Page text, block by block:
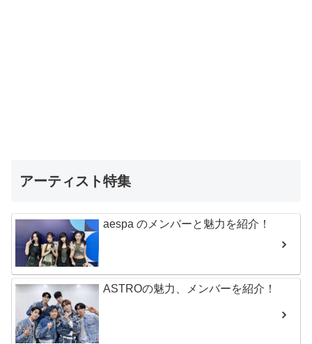
アーティスト特集
aespa のメンバーと魅力を紹介！
ASTROの魅力、メンバーを紹介！